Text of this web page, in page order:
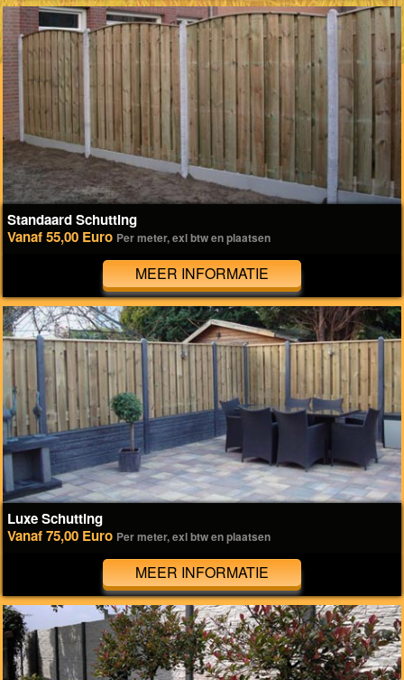
Standaard Schutting
Vanaf 55,00 Euro Per meter, exl btw en plaatsen
MEER INFORMATIE
Luxe Schutting
Vanaf 75,00 Euro Per meter, exl btw en plaatsen
MEER INFORMATIE